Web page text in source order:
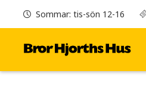
Sommar: tis-sön 12-16